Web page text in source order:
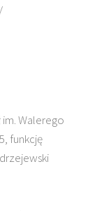
Walerego
funkcję